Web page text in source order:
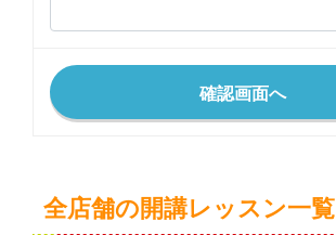
全店舗の開講レッスン一覧